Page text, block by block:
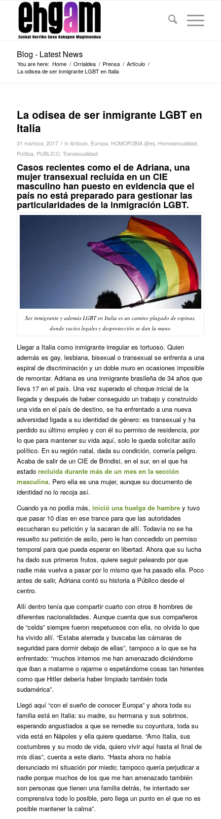
Blog - Latest News
You are here: Home / Orrialdea / Prensa / Artículo /
La odisea de ser inmigrante LGBT en Italia
La odisea de ser inmigrante LGBT en
Italia
31 martxoa, 2017 / in Artículo, Europa, HOMOFOBIA @es, Homosexualidad,
Política, PUBLICO, Transexualidad
Casos recientes como el de Adriana, una
mujer transexual recluída en un CIE
masculino han puesto en evidencia que el
país no está preparado para gestionar las
particularidades de la inmigración LGBT.
Ser inmigrante y además LGBT en Italia es un camino plagado de espinas,
donde vacíos legales y desprotección se dan la mano
Llegar a Italia como inmigrante irregular es tortuoso. Quien
además es gay, lesbiana, bisexual o transexual se enfrenta a una
espiral de discriminación y un doble muro en ocasiones imposible
de remontar. Adriana es una inmigrante brasileña de 34 años que
lleva 17 en el país. Una vez superado el choque inicial de la
llegada y después de haber conseguido un trabajo y construído
una vida en el país de destino, se ha enfrentado a una nueva
adversidad ligada a su identidad de género: es transexual y ha
perdido su último empleo y con él su permiso de residencia, por
lo que para mantener su vida aquí, solo le queda solicitar asilo
político. En su región natal, dada su condición, correría peligro.
Acaba de salir de un CIE de Brindisi, en el sur, en el que ha
estado recluida durante más de un mes en la sección
masculina. Pero ella es una mujer, aunque su documento de
identidad no lo recoja así.
Cuando ya no podía más, inició una huelga de hambrey tuvo
que pasar 10 días en ese trance para que las autoridades
escucharan su petición y la sacaran de allí. Todavía no se ha
resuelto su petición de asilo, pero le han concedido un permiso
temporal para que pueda esperar en libertad. Ahora que su lucha
ha dado sus primeros frutos, quiere seguir peleando por que
nadie más vuelva a pasar por lo mismo que ha pasado ella. Poco
antes de salir, Adriana contó su historia a Público desde el
centro.
Allí dentro tenía que compartir cuarto con otros 8 hombres de
diferentes nacionalidades. Aunque cuenta que sus compañeros
de “celda” siempre fueron respetuosos con ella, no olvida lo que
ha vivido allí. “Estaba aterrada y buscaba las cámaras de
seguridad para dormir debajo de ellas”, tampoco a lo que se ha
enfrentado: “muchos internos me han amenazado diciéndome
que iban a matarme o rajarme o espetándome cosas tan hirientes
como que Hitler debería haber limpiado también toda
sudamérica”.
Llegó aquí “con el sueño de conocer Europa” y ahora toda su
familia está en Italia: su madre, su hermana y sus sobrinos,
esperando angustiados a que se remedie su coyuntura, toda su
vida está en Nápoles y ella quiere quedarse. “Amo Italia, sus
costumbres y su modo de vida, quiero vivir aquí hasta el final de
mis días”, cuenta a este diario. “Hasta ahora no había
denunciado mi situación por miedo; tampoco quería perjudicar a
nadie porque muchos de los que me han amenazado también
son personas que tienen una familia detrás, he intentado ser
comprensiva todo lo posible, pero llega un punto en el que no es
posible mantener la calma”.